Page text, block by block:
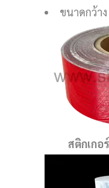
ขนาดกว้า
สติกเกอ